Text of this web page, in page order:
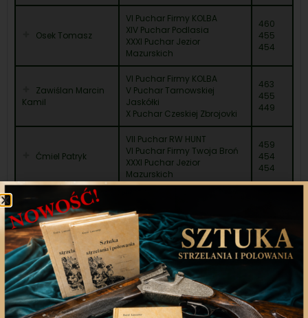
Osek Tomasz
VI Puchar Firmy KOLBA
XIV Puchar Podlasia
XXXI Puchar Jezior
Mazurskich
460
455
454
Zawiślan Marcin
Kamil
VI Puchar Firmy KOLBA
V Puchar Tarnowskiej
Jaskółki
X Puchar Czeskiej Zbrojovki
463
455
449
Ćmiel Patryk
VII Puchar RW HUNT
VI Puchar Firmy Twoja Broń
XXXI Puchar Jezior
Mazurskich
459
454
454
Kędzierski
Zbigniew
Łowieckich
VI Memoriał Marka Ziomka
XXXI Puchar Jezior
Mazurskich
450
Bogacz Dawid
X Nowosądecki Puchar Lata
Liga Strzelecka – Eliminacje
region VI
XXVIII Tarnobrzeski Puchar
461
453
452